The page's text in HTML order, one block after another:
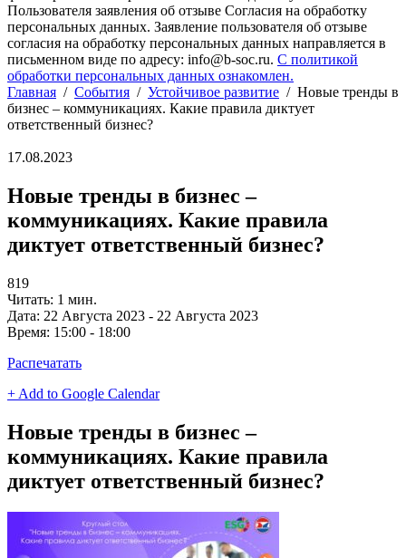
Пользователя заявления об отзыве Согласия на обработку
персональных данных. Заявление пользователя об отзыве
согласия на обработку персональных данных направляется в
письменном виде по адресу: info@b-soc.ru. С политикой
обработки персональных данных ознакомлен.
Главная / События / Устойчивое развитие / Новые тренды в
бизнес – коммуникациях. Какие правила диктует
ответственный бизнес?
17.08.2023
Новые тренды в бизнес –
коммуникациях. Какие правила
диктует ответственный бизнес?
819
Читать: 1 мин.
Дата: 22 Августа 2023 - 22 Августа 2023
Время: 15:00 - 18:00
Распечатать
+ Add to Google Calendar
Новые тренды в бизнес –
коммуникациях. Какие правила
диктует ответственный бизнес?